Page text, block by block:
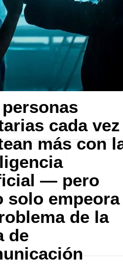
cada vez
más con
— pero
solo empeora
de la
de